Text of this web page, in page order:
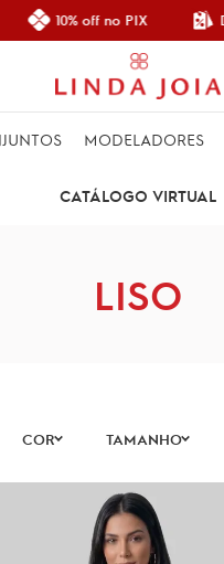
10% off no PIX
MODELADORES
CATÁLOGO VIRTUAL
LISO
COR TAMANHO